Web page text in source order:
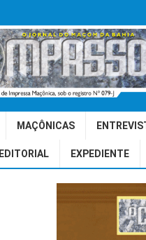
MAÇÔNICAS
EDITORIAL EXPEDIENTE